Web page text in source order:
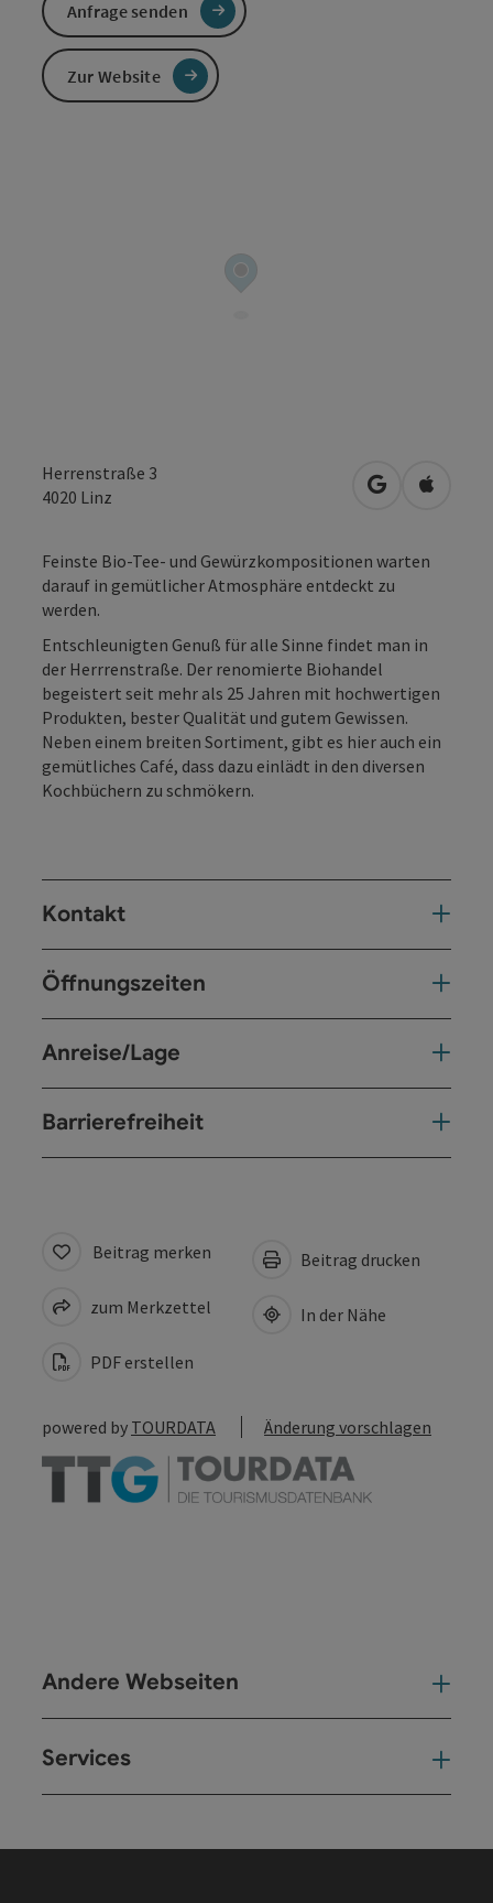
Herrenstraße 3
4020 Linz in Google
in
Feinste Bio-Tee- und Gewürzkompositionen warten
darauf in gemütlicher Atmosphäre entdeckt zu
werden.
Entschleunigten Genuß für alle Sinne findet man in
der Herrrenstraße. Der renomierte Biohandel
begeistert seit mehr als 25 Jahren mit hochwertigen
Produkten, bester Qualität und gutem Gewissen.
Neben einem breiten Sortiment, gibt es hier auch ein
gemütliches Café, dass dazu einlädt in den diversen
Kochbüchern zu schmökern.
Kontakt
Öffnungszeiten
Anreise/Lage
Barrierefreiheit
Anfrage senden
Zur Website
Beitrag merken
zum Merkzettel
PDF erstellen
Beitrag drucken
In der Nähe
powered by TOURDATA Änderung vorschlagen
Andere Webseiten
Services